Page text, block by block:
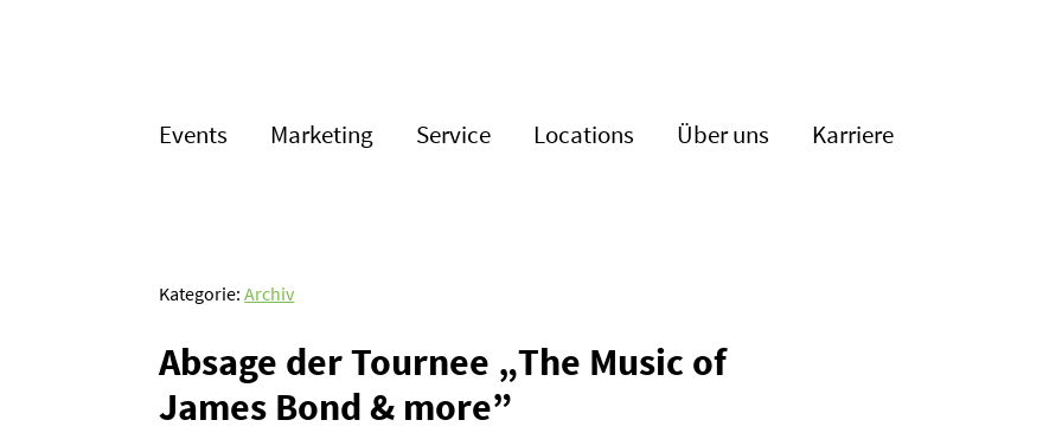
Events Marketing Service Locations Über uns Karriere
Kategorie:Archiv
Absage der Tournee „The Music of
James Bond & more”